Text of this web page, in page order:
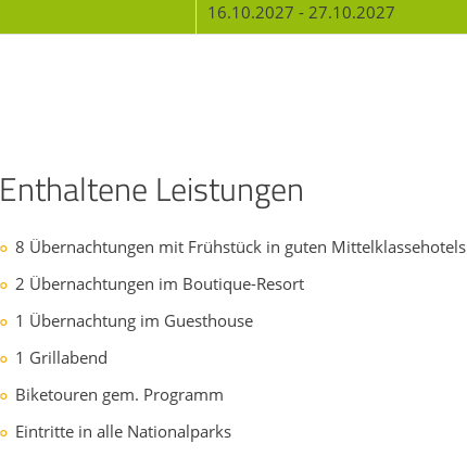
16.10.2027 - 27.10.2027
Enthaltene Leistungen
8 Übernachtungen mit Frühstück in guten Mittelklassehotels
2 Übernachtungen im Boutique-Resort
1 Übernachtung im Guesthouse
1 Grillabend
Biketouren gem. Programm
Eintritte in alle Nationalparks